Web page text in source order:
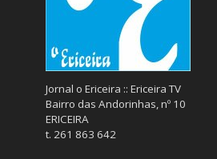
Jornal o Ericeira :: Ericeira TV
Bairro das Andorinhas, nº 10
ERICEIRA
t. 261 863 642